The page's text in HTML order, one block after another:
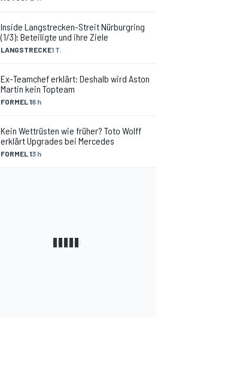
LANGSTRECKE1 T.
Inside Langstrecken-Streit Nürburgring
(1/3): Beteiligte und ihre Ziele
FORMEL 18 h
Ex-Teamchef erklärt: Deshalb wird Aston
Martin kein Topteam
FORMEL 13 h
Kein Wettrüsten wie früher? Toto Wolff
erklärt Upgrades bei Mercedes